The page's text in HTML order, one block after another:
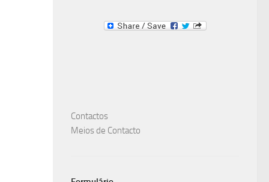
Compre & Venda um item Importante !
Contactos
Meios de Contacto